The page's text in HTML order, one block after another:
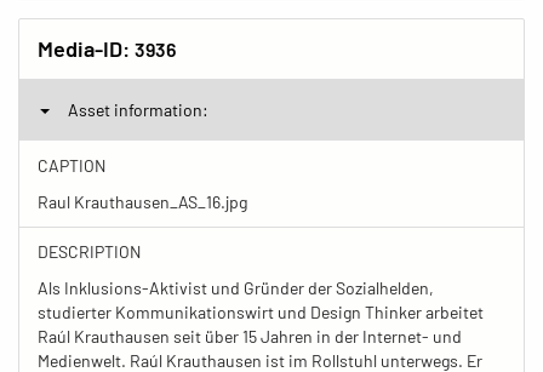
Media-ID: 3936
Asset information:
CAPTION
Raul Krauthausen_AS_16.jpg
DESCRIPTION
Als Inklusions-Aktivist und Gründer der Sozialhelden,
studierter Kommunikationswirt und Design Thinker arbeitet
Raúl Krauthausen seit über 15 Jahren in der Internet- und
Medienwelt. Raúl Krauthausen ist im Rollstuhl unterwegs. Er